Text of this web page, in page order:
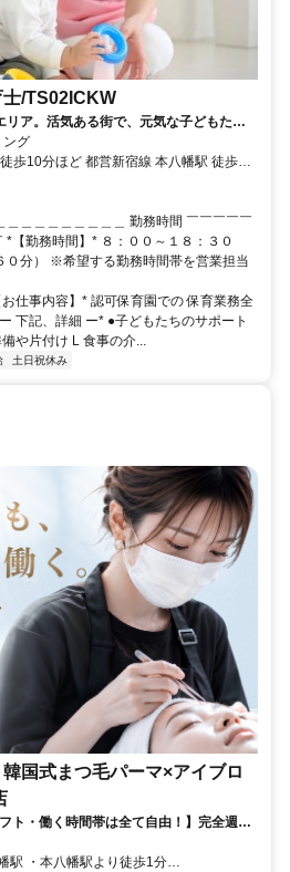
/TS02ICKW
リア。活気ある街で、元気な子どもたち
ング
歩10分ほど 都営新宿線 本八幡駅 徒歩10
徒歩13分ほど
＿＿＿＿＿＿＿＿＿ 勤務時間 ￣￣￣￣￣
*【勤務時間】* ８：００～１８：３０
０分） ※希望する勤務時間帯を営業担当
仕事内容】* 認可保育園での 保育業務全
下記、詳細 ー* ●子どもたちのサポート
や片付け L 食事の介...
土日祝休み
韓国式まつ毛パーマ×アイブロ
ト・働く時間帯は全て自由！】完全週休
歩合率39％◎｜社会保険等全て完備｜未
､マンツーマン施術＆SNS･ブログ投稿な